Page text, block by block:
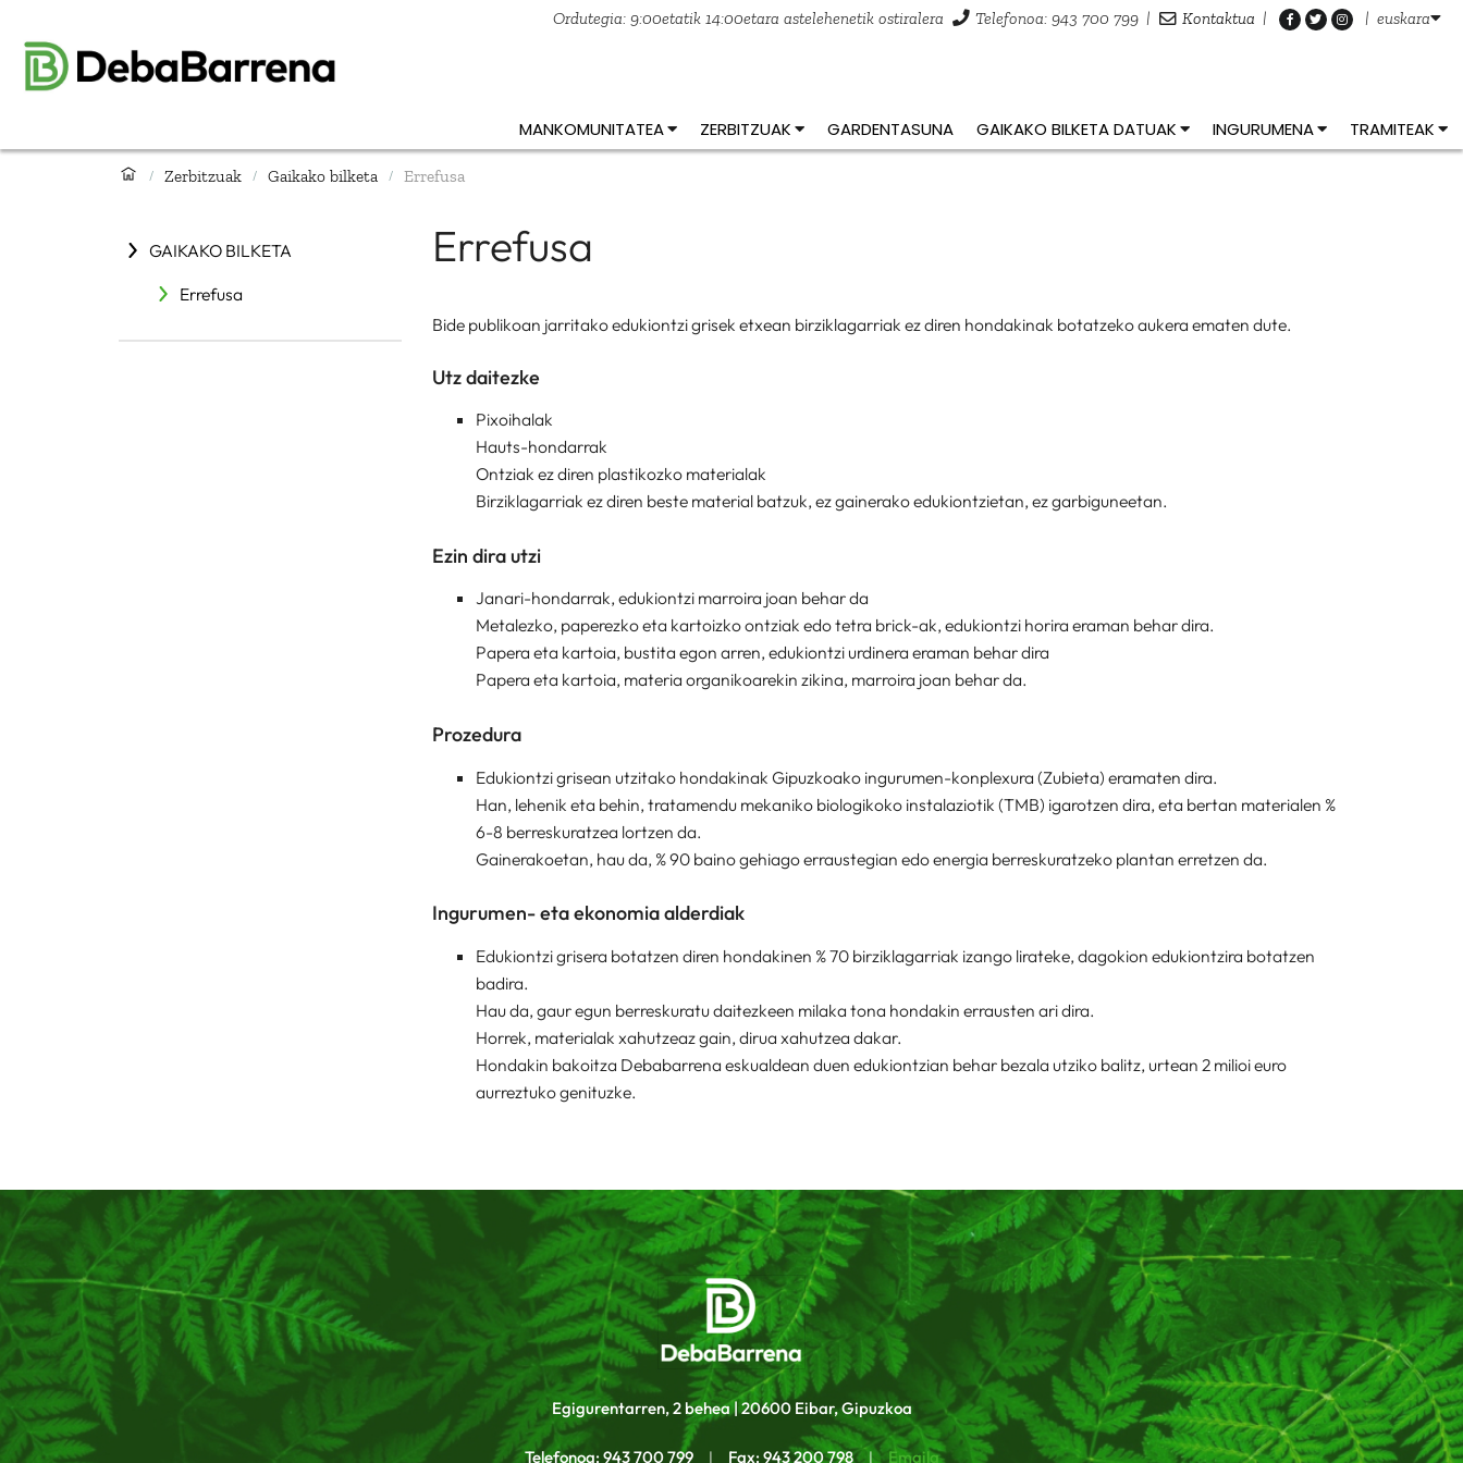
Ordutegia: 9:00etatik 14:00etara astelehenetik ostiralera Telefonoa: 943 700 799 | Kontaktua | | euskara
MANKOMUNITATEA ZERBITZUAK GARDENTASUNA GAIKAKO BILKETA DATUAK INGURUMENA TRAMITEAK
/ Zerbitzuak / Gaikako bilketa / Errefusa
GAIKAKO BILKETA
Errefusa
Errefusa
Bide publikoan jarritako edukiontzi grisek etxean birziklagarriak ez diren hondakinak botatzeko aukera ematen dute.
Utz daitezke
Pixoihalak
Hauts-hondarrak
Ontziak ez diren plastikozko materialak
Birziklagarriak ez diren beste material batzuk, ez gainerako edukiontzietan, ez garbiguneetan.
Ezin dira utzi
Janari-hondarrak, edukiontzi marroira joan behar da
Metalezko, paperezko eta kartoizko ontziak edo tetra brick-ak, edukiontzi horira eraman behar dira.
Papera eta kartoia, bustita egon arren, edukiontzi urdinera eraman behar dira
Papera eta kartoia, materia organikoarekin zikina, marroira joan behar da.
Prozedura
Edukiontzi grisean utzitako hondakinak Gipuzkoako ingurumen-konplexura (Zubieta) eramaten dira.
Han, lehenik eta behin, tratamendu mekaniko biologikoko instalaziotik (TMB) igarotzen dira, eta bertan materialen %
6-8 berreskuratzea lortzen da.
Gainerakoetan, hau da, % 90 baino gehiago erraustegian edo energia berreskuratzeko plantan erretzen da.
Ingurumen- eta ekonomia alderdiak
Edukiontzi grisera botatzen diren hondakinen % 70 birziklagarriak izango lirateke, dagokion edukiontzira botatzen
badira.
Hau da, gaur egun berreskuratu daitezkeen milaka tona hondakin errausten ari dira.
Horrek, materialak xahutzeaz gain, dirua xahutzea dakar.
Hondakin bakoitza Debabarrena eskualdean duen edukiontzian behar bezala utziko balitz, urtean 2 milioi euro
aurreztuko genituzke.
Egigurentarren, 2 behea | 20600 Eibar, Gipuzkoa
Telefonoa: 943 700 799 | Fax: 943 200 798 | Emaila